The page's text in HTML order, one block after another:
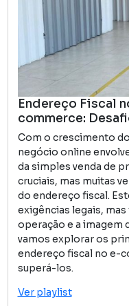
Endereço Fiscal
commerce:
Com o crescimento
negócio online
da simples venda de
cruciais, mas muitas
do endereço fiscal.
exigências legais,
operação e a imagem
vamos explorar os
endereço fiscal no e-
superá-los.
Ver playlist